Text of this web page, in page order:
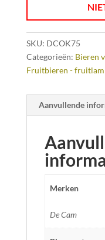
SKU: DCOK75
Categorieën: Bieren
Fruitbieren -
Aanvullende
Merken
De Cam